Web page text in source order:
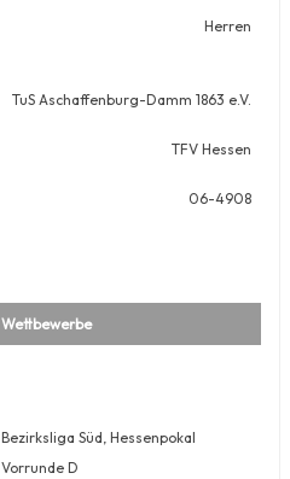
Herren
TuS Aschaffenburg-Damm 1863 e.V.
TFV Hessen
06-4908
Wettbewerbe
Bezirksliga Süd, Hessenpokal
Vorrunde D